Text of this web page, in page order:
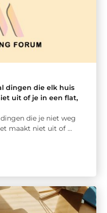
dingen die elk huis
uit of je in een flat,
die je niet weg
maakt niet uit of ...